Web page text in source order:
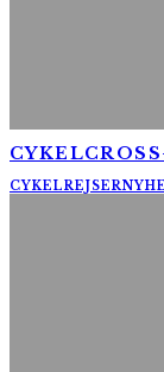
CYKELREJSER